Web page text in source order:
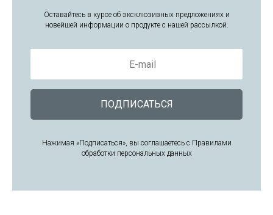
Оставайтесь в курсе об эксклюзивных предложениях и
новейшей информации о продукте с нашей рассылкой.
E-mail
ПОДПИСАТЬСЯ
Нажимая «Подписаться», вы соглашаетесь с Правилами
обработки персональных данных